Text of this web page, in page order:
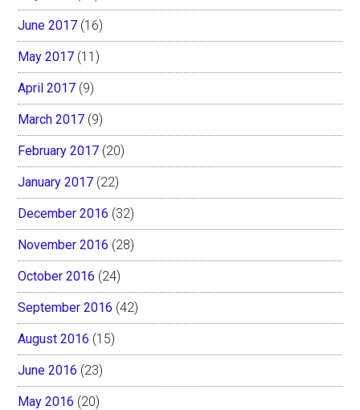
June 2017 (16)
May 2017 (11)
April 2017 (9)
March 2017 (9)
February 2017 (20)
January 2017 (22)
December 2016 (32)
November 2016 (28)
October 2016 (24)
September 2016 (42)
August 2016 (15)
June 2016 (23)
May 2016 (20)